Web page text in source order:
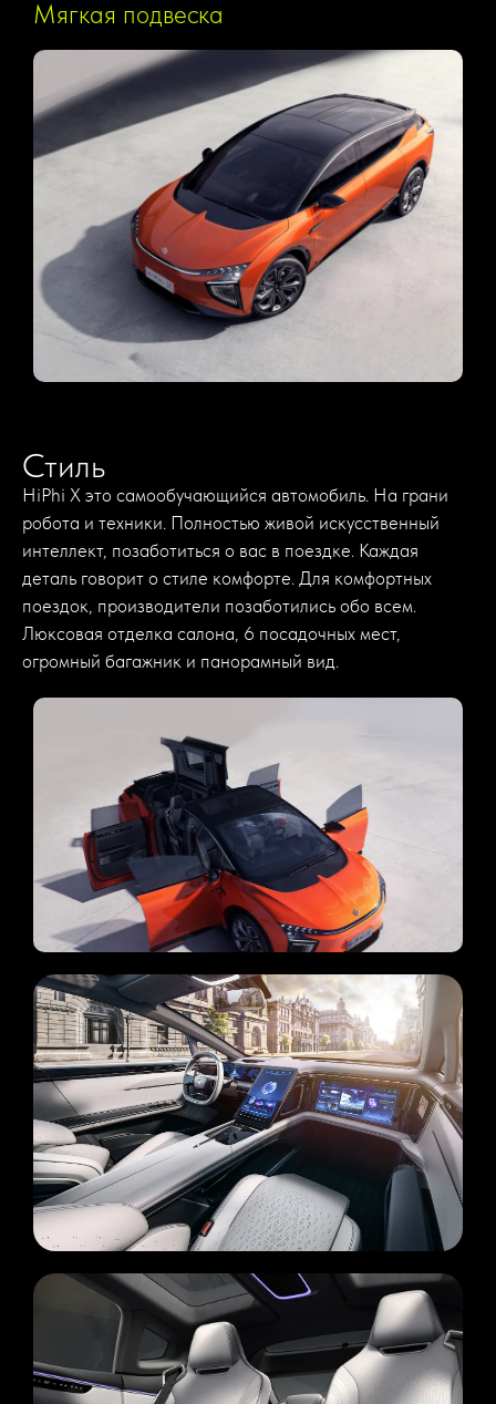
Мягкая подвеска
Стиль
HiPhi Х это самообучающийся автомобиль. На грани
робота и техники. Полностью живой искусственный
интеллект, позаботиться о вас в поездке. Каждая
деталь говорит о стиле комфорте. Для комфортных
поездок, производители позаботились обо всем.
Люксовая отделка салона, 6 посадочных мест,
огромный багажник и панорамный вид.